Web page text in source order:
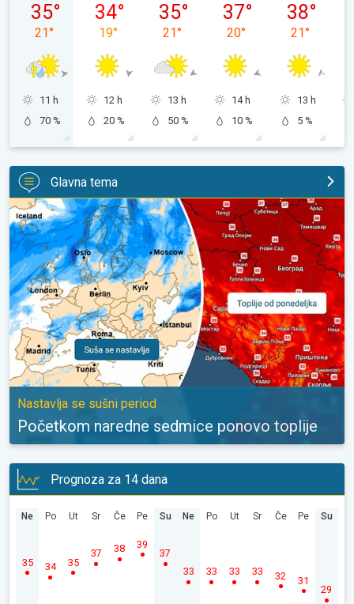
35°
21°
11 h
70 %
34°
19°
12 h
20 %
35°
21°
13 h
50 %
37°
20°
14 h
10 %
38°
21°
13 h
5 %
Glavna tema
Početkom naredne sedmice ponovo toplije. Nastavlja se sušni
Nastavlja se sušni period
Početkom naredne sedmice ponovo toplije
Prognoza za 14 dana
Ne
35
Po
34
Ut
35
Sr
37
Če
38
Pe
39
Su
37
Ne
33
Po
33
Ut
33
Sr
33
Če
32
Pe
31
Su
29